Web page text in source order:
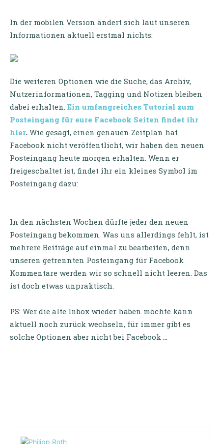
In der mobilen Version ändert sich laut unseren
Informationen aktuell erstmal nichts:
Die weiteren Optionen wie die Suche, das Archiv,
Nutzerinformationen, Tagging und Notizen bleiben
dabei erhalten. Ein umfangreiches Tutorial zum
Posteingang für eure Facebook Seiten findet ihr
hier. Wie gesagt, einen genauen Zeitplan hat
Facebook nicht veröffentlicht, wir haben den neuen
Posteingang heute morgen erhalten. Wenn er
freigeschaltet ist, findet ihr ein kleines Symbol im
Posteingang dazu:
In den nächsten Wochen dürfte jeder den neuen
Posteingang bekommen. Was uns allerdings fehlt, ist
mehrere Beiträge auf einmal zu bearbeiten, denn
unseren getrennten Posteingang für Facebook
Kommentare werden wir so schnell nicht leeren. Das
ist doch etwas unpraktisch.
PS: Wer die alte Inbox wieder haben möchte kann
aktuell noch zurück wechseln, für immer gibt es
solche Optionen aber nicht bei Facebook …